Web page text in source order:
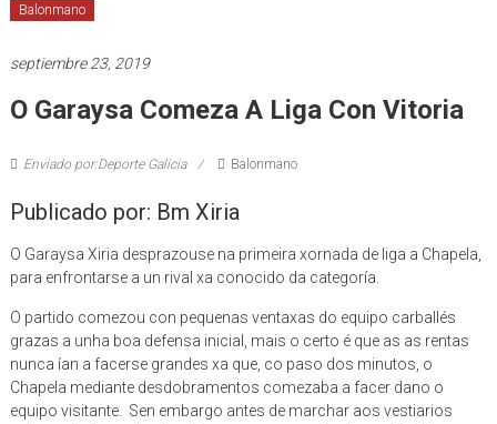
Balonmano
septiembre 23, 2019
O Garaysa Comeza A Liga Con Vitoria
Enviado por:Deporte Galicia Balonmano
Publicado por: Bm Xiria
O Garaysa Xiria desprazouse na primeira xornada de liga a Chapela,
para enfrontarse a un rival xa conocido da categoría.
O partido comezou con pequenas ventaxas do equipo carballés
grazas a unha boa defensa inicial, mais o certo é que as as rentas
nunca ían a facerse grandes xa que, co paso dos minutos, o
Chapela mediante desdobramentos comezaba a facer dano o
equipo visitante. Sen embargo antes de marchar aos vestiarios